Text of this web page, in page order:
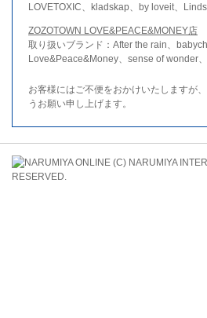
LOVETOXIC、kladskap、by loveit、
ZOZOTOWN LOVE&PEACE&MONEY店
取り扱いブランド：After the rain、
Love&Peace&Money、sense of wonder
お客様にはご不便をおかけいたしますが
うお願い申し上げます。